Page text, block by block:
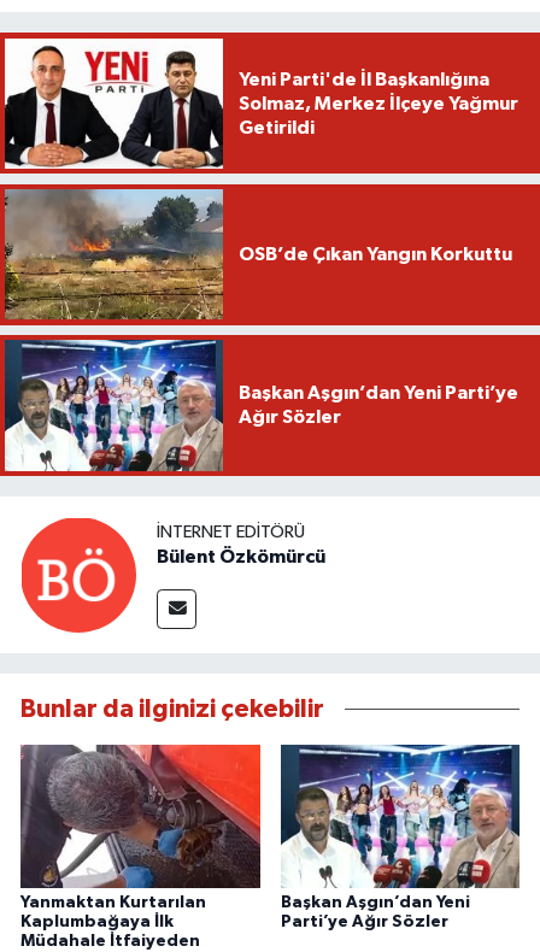
Yeni Parti'de İl Başkanlığına
Solmaz, Merkez İlçeye Yağmur
Getirildi
OSB’de Çıkan Yangın Korkuttu
Başkan Aşgın’dan Yeni Parti’ye
Ağır Sözler
İNTERNET EDITÖRÜ
Bülent Özkömürcü
Bunlar da ilginizi çekebilir
Yanmaktan Kurtarılan
Kaplumbağaya İlk
Müdahale İtfaiyeden
Başkan Aşgın’dan Yeni
Parti’ye Ağır Sözler